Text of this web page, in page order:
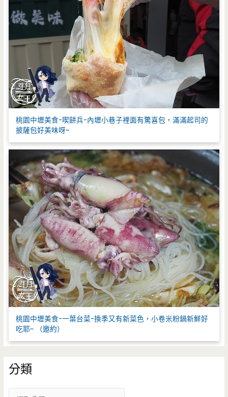
桃園中壢美食-喫餅兵-內壢小巷子裡面有驚喜包，滿滿起司的
披薩包好美味呀~
桃園中壢美食-一葉台菜-換季又有新菜色，小卷米粉鍋新鮮好
吃耶~ （邀約）
分類